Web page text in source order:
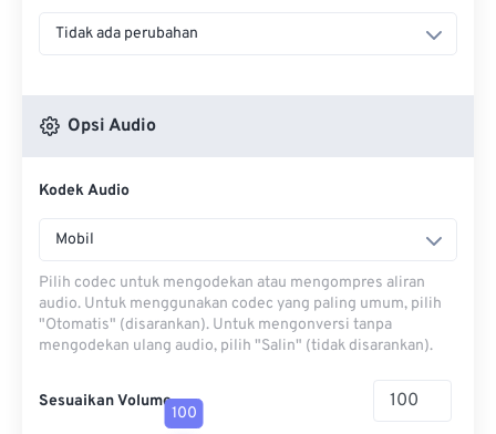
Tidak ada perubahan
Opsi Audio
Kodek Audio
Mobil
Pilih codec untuk mengodekan atau mengompres aliran
audio. Untuk menggunakan codec yang paling umum, pilih
"Otomatis" (disarankan). Untuk mengonversi tanpa
mengodekan ulang audio, pilih "Salin" (tidak disarankan).
Sesuaikan Volume
100